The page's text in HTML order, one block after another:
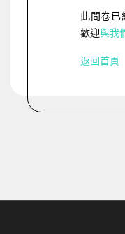
此問卷已
歡迎與我
返回首頁